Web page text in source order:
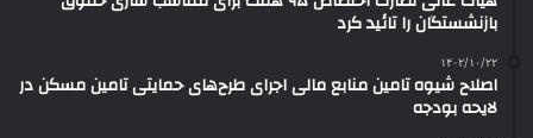
بازنشستگان را تائید کرد
۱۴۰۲/۱۰/۲۲
اصلاح شیوه تامین منابع مالی اجرای طرح‌های حمایتی تامین مسکن در
لایحه بودجه